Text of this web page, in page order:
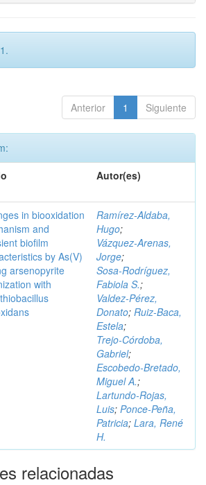
Anterior 1 Siguiente
Autor(es)
in biooxidation
and
biofilm
by As(V)
arsenopyrite
with
Ramírez‑Aldaba,
Hugo;
Vázquez‑Arenas,
Jorge;
Sosa‑Rodríguez,
Fabiola S.;
Valdez‑Pérez,
Donato; Ruiz‑Baca,
Estela;
Trejo‑Córdoba,
Gabriel;
Escobedo‑Bretado,
Miguel A.;
Lartundo‑Rojas,
Luis; Ponce‑Peña,
Patricia; Lara, René
H.
relacionadas